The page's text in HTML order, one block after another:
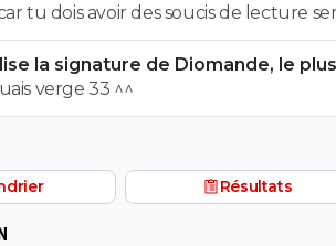
tu dois avoir des soucis de lecture
n'a pas besoin d'envoyer
qui fait que
au PSG. C est bien de toi ? Il n y
le site ? Donc redis moi qui est le
le monde le sache, ridiculise toi
la signature de Diomande, le
histoire
verge 33 ^^
Résultats